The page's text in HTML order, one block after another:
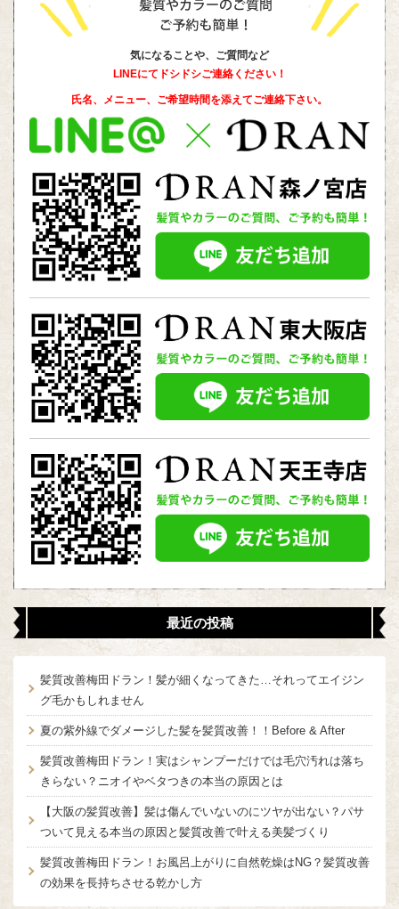
気になることや、ご質問など
LINEにてドシドシご連絡ください！
氏名、メニュー、ご希望時間を添えてご連絡下さい。
最近の投稿
髪質改善梅田ドラン！髪が細くなってきた…それってエイジン
グ毛かもしれません
夏の紫外線でダメージした髪を髪質改善！！Before & After
髪質改善梅田ドラン！実はシャンプーだけでは毛穴汚れは落ち
きらない？ニオイやベタつきの本当の原因とは
【大阪の髪質改善】髪は傷んでいないのにツヤが出ない？パサ
ついて見える本当の原因と髪質改善で叶える美髪づくり
髪質改善梅田ドラン！お風呂上がりに自然乾燥はNG？髪質改善
の効果を長持ちさせる乾かし方